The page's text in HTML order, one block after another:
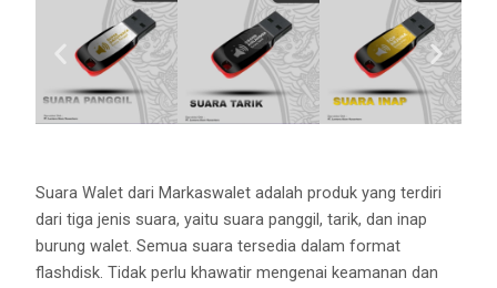
Suara Walet dari Markaswalet adalah produk yang terdiri
dari tiga jenis suara, yaitu suara panggil, tarik, dan inap
burung walet. Semua suara tersedia dalam format
flashdisk. Tidak perlu khawatir mengenai keamanan dan